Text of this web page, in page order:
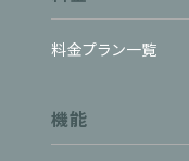
料金プラン一覧
機能